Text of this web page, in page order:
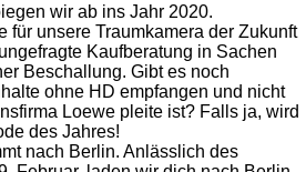
wir ab ins Jahr 2020.
für unsere Traumkamera der Zukunft
Kaufberatung in Sachen
Beschallung. Gibt es noch
ohne HD empfangen und nicht
Loewe pleite ist? Falls ja, wird
des Jahres!
nach Berlin. Anlässlich des